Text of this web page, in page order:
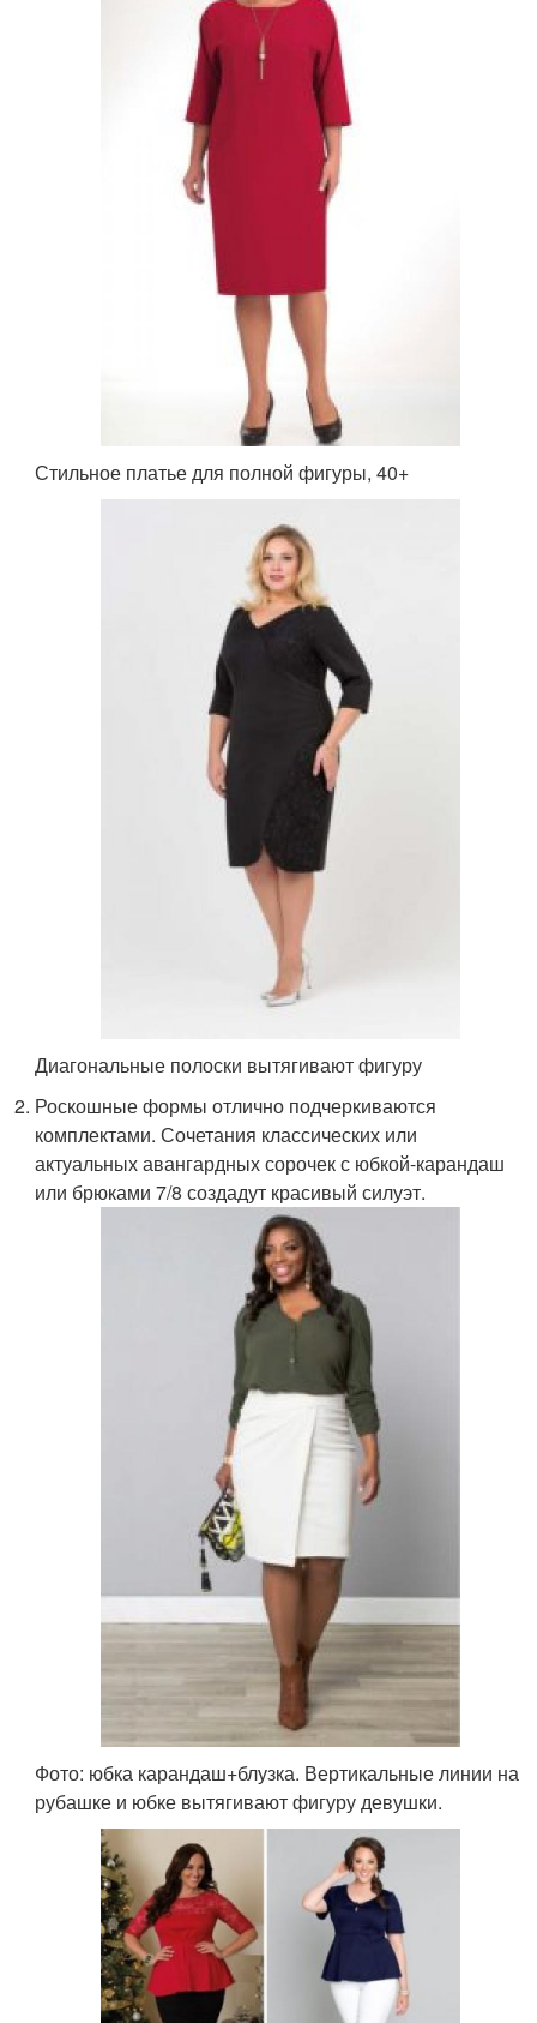
Стильное платье для полной фигуры, 40+
Диагональные полоски вытягивают фигуру
Роскошные формы отлично подчеркиваются
комплектами. Сочетания классических или
актуальных авангардных сорочек с юбкой-карандаш
или брюками 7/8 создадут красивый силуэт.
Фото: юбка карандаш+блузка. Вертикальные линии на
рубашке и юбке вытягивают фигуру девушки.